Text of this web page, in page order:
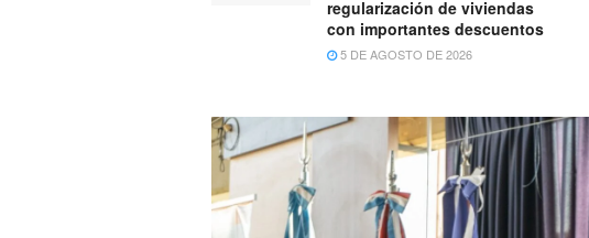
regularización de viviendas
con importantes descuentos
5 DE AGOSTO DE 2026